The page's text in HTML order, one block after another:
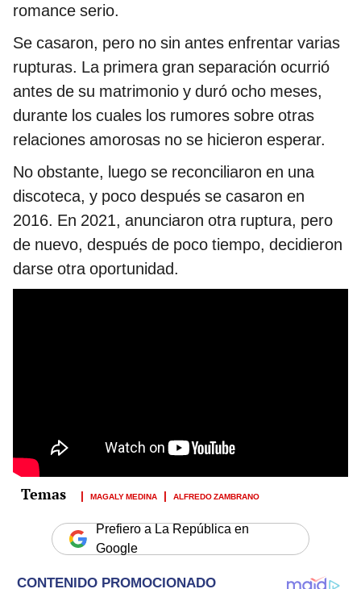
romance serio.
Se casaron, pero no sin antes enfrentar varias
rupturas. La primera gran separación ocurrió
antes de su matrimonio y duró ocho meses,
durante los cuales los rumores sobre otras
relaciones amorosas no se hicieron esperar.
No obstante, luego se reconciliaron en una
discoteca, y poco después se casaron en
2016. En 2021, anunciaron otra ruptura, pero
de nuevo, después de poco tiempo, decidieron
darse otra oportunidad.
MAGALY MEDINA ALFREDO ZAMBRANO
Prefiero a La República en
Google